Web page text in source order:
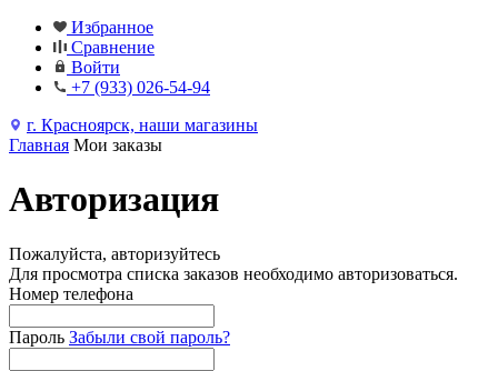
Избранное
Сравнение
Войти
+7 (933) 026-54-94
г. Красноярск, наши магазины
Главная Мои заказы
Авторизация
Пожалуйста, авторизуйтесь
Для просмотра списка заказов необходимо авторизоваться.
Номер телефона
Пароль Забыли свой пароль?